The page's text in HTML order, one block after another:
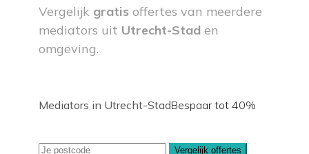
Vergelijk gratis offertes van meerdere
mediators uit Utrecht-Stad en
omgeving.
Mediators in Utrecht-StadBespaar tot 40%
Vergelijk offertes